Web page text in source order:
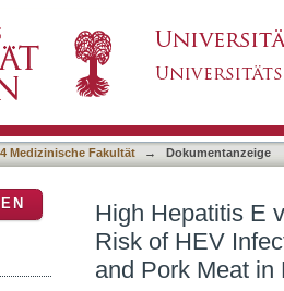
Exposed to Pigs
4 Medizinische Fakultät → Dokumentanzeige
High Hepatitis E
Risk of HEV
and Pork Meat in